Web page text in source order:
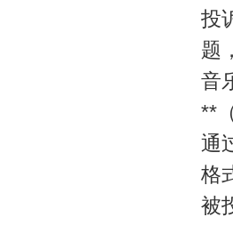
投
题
音
**
通
格
被